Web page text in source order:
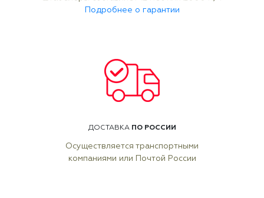
Подробнее о гарантии
ДОСТАВКА ПО РОССИИ
Осуществляется транспортными
компаниями или Почтой России